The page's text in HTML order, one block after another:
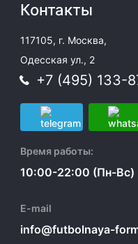
Контакты
117105, г. Москва,
Одесская ул., 2
+7 (495) 133-
Время работы:
10:00-22:00 (Пн-Вс)
E-mail
info@futbolnaya-